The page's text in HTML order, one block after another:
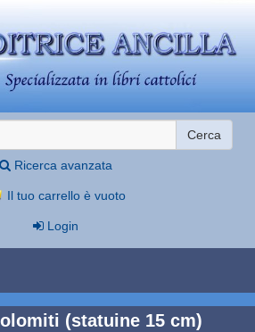
Cerca
Ricerca avanzata
Il tuo carrello è vuoto
Login
(statuine 15 cm)